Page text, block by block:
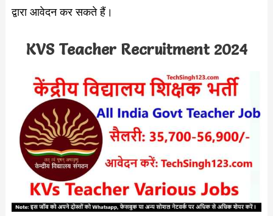
द्वारा आवेदन कर सकते हैं।
KVS Teacher Recruitment 2024